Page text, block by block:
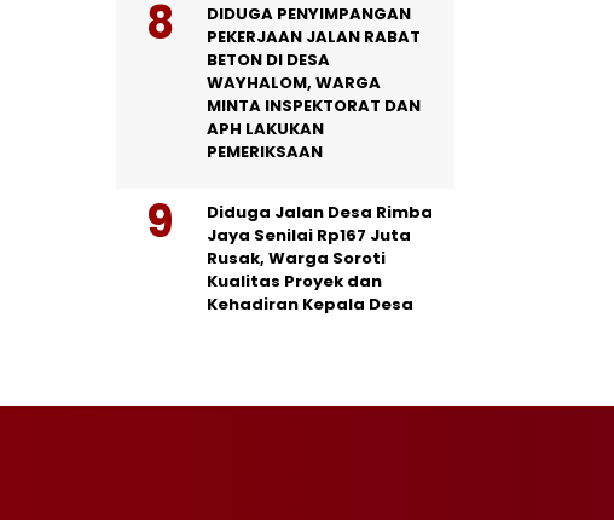
DIDUGA PENYIMPANGAN
PEKERJAAN JALAN RABAT
BETON DI DESA
WAYHALOM, WARGA
MINTA INSPEKTORAT DAN
APH LAKUKAN
PEMERIKSAAN
Diduga Jalan Desa Rimba
Jaya Senilai Rp167 Juta
Rusak, Warga Soroti
Kualitas Proyek dan
Kehadiran Kepala Desa